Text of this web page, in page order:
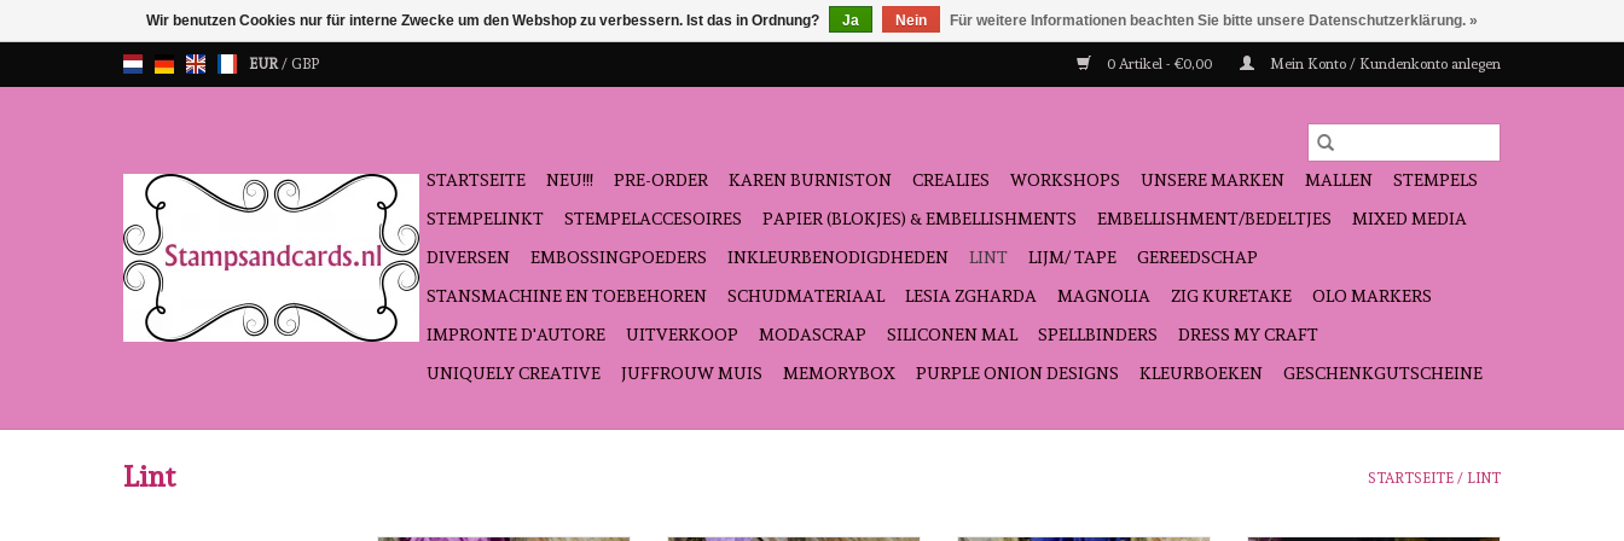
EUR/ GBP 0 Artikel - €0,00 Mein Konto / Kundenkonto anlegen
STARTSEITE NEU!!! PRE-ORDER KAREN BURNISTON CREALIES WORKSHOPS UNSERE MARKEN MALLEN
STEMPELS
STEMPELINKT
STEMPELACCESOIRES PAPIER (BLOKJES) & EMBELLISHMENTS EMBELLISHMENT/BEDELTJES
MIXED MEDIA
DIVERSEN
EMBOSSINGPOEDERS INKLEURBENODIGDHEDEN LINT LIJM/ TAPE
GEREEDSCHAP
STANSMACHINE EN TOEBEHOREN
SCHUDMATERIAAL LESIA ZGHARDA MAGNOLIA ZIG KURETAKE
OLO MARKERS
IMPRONTE D'AUTORE
UITVERKOOP MODASCRAP SILICONEN MAL SPELLBINDERS
DRESS MY CRAFT
UNIQUELY CREATIVE
JUFFROUW MUIS MEMORYBOX PURPLE ONION DESIGNS KLEURBOEKEN GESCHENKGUTSCHEINE
Lint STARTSEITE / LINT
Wir benutzen Cookies nur für interne Zwecke um den Webshop zu verbessern. Ist das in Ordnung? Ja Nein Für weitere Informationen beachten Sie bitte unsere Datenschutzerklärung. »